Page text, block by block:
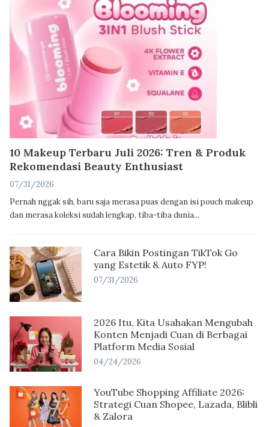
10 Makeup Terbaru Juli 2026: Tren & Produk
Rekomendasi Beauty Enthusiast
07/31/2026
Pernah nggak sih, baru saja merasa puas dengan isi pouch makeup
dan merasa koleksi sudah lengkap, tiba-tiba dunia...
Cara Bikin Postingan TikTok Go
yang Estetik & Auto FYP!
07/31/2026
2026 Itu, Kita Usahakan Mengubah
Konten Menjadi Cuan di Berbagai
Platform Media Sosial
04/24/2026
YouTube Shopping Affiliate 2026:
Strategi Cuan Shopee, Lazada, Blibli
& Zalora